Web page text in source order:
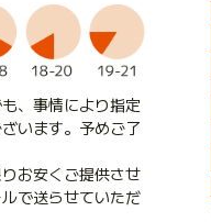
、事情により指定
います。予めご了
お安くご提供させ
で送らせていただ